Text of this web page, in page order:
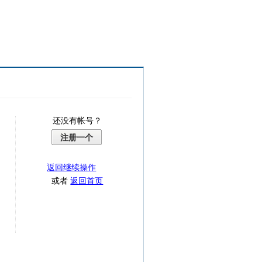
还没有帐号？
注册一个
返回继续操作
或者返回首页